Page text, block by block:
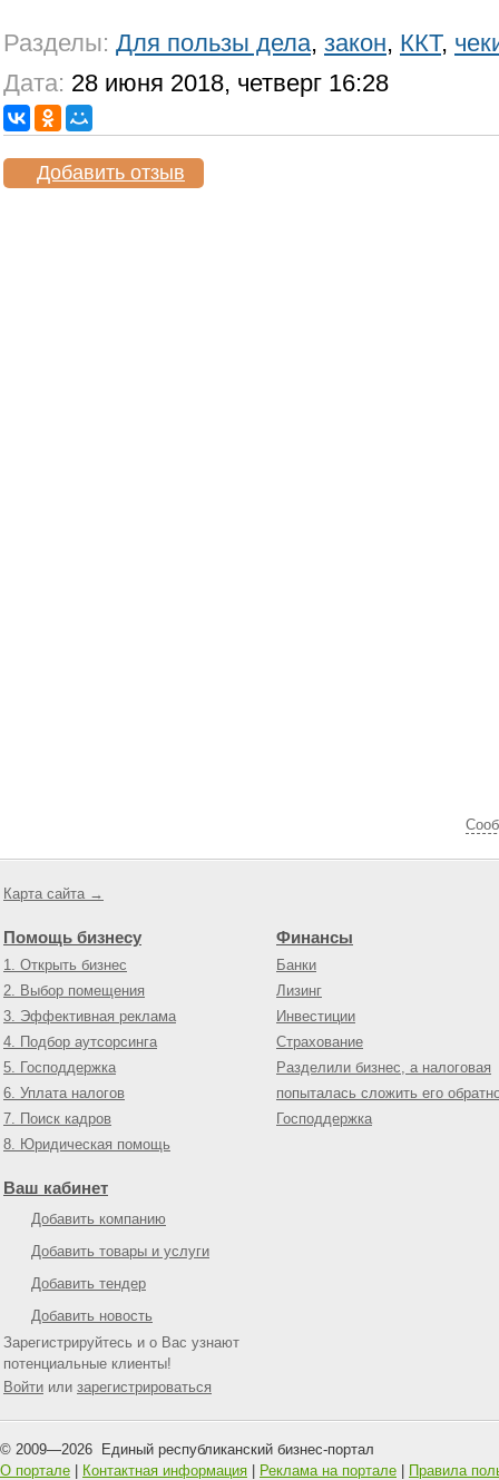
Разделы: Для пользы дела, закон, ККТ,
Дата: 28 июня 2018, четверг 16:28
Добавить отзыв
Карта сайта →
Помощь бизнесу
1. Открыть бизнес
2. Выбор помещения
3. Эффективная реклама
4. Подбор аутсорсинга
5. Господдержка
6. Уплата налогов
7. Поиск кадров
8. Юридическая помощь
Финансы
Банки
Лизинг
Инвестиции
Страхование
Разделили бизнес, а налоговая
попыталась сложить его
Господдержка
Ваш кабинет
Добавить компанию
Добавить товары и услуги
Добавить тендер
Добавить новость
Зарегистрируйтесь и о Вас узнают
потенциальные клиенты!
Войти или зарегистрироваться
© 2009—2026 Единый республиканский бизнес-портал
О портале
Контактная информация Реклама на портале Правила